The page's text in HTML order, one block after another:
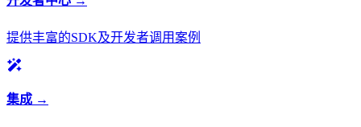
提供丰富的SDK及开发者调用案例
集成 →